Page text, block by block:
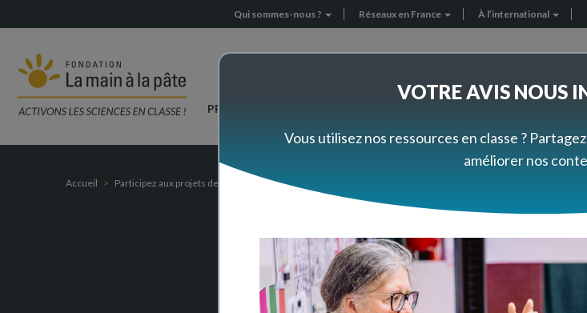
préparation
principal
Header
menu
Qui sommes-nous ? Réseaux en France À l’international
Navigation
principale
PRÉPAREZ VOTRE CLASSE
Accueil Participez aux projets de La main à la pâte
Testez nos
VOTRE AVIS NOUS
Vous utilisez nos ressources en classe ?
améliorer nos